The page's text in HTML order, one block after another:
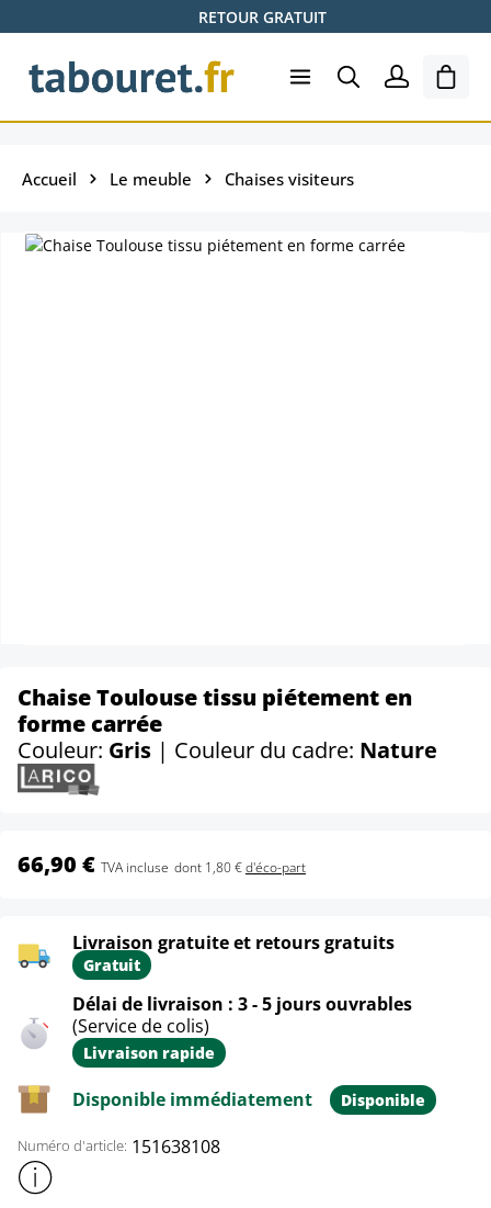
Passer au contenu principalRETOUR GRATUIT
Le
Accueil Le meuble Chaises visiteurs
Chaise Toulouse tissu piétement en
forme carrée
Couleur: Gris | Couleur du cadre: Nature
66,90 € TVA incluse dont 1,80 €d'éco-part
Livraison gratuite et retours gratuits
Gratuit
Délai de livraison : 3 - 5 jours ouvrables
(Service de colis)
Livraison rapide
Disponible immédiatement Disponible
Numéro d'article: 151638108
Afficher plus d'informations sur le produit